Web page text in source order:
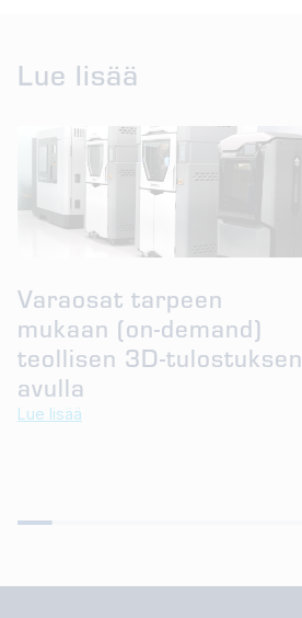
Lue lisää
Varaosat tarpeen
mukaan (on-demand)
teollisen 3D-tulostuksen
avulla
Lue lisää